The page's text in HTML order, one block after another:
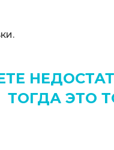
ТОГДА ЭТО